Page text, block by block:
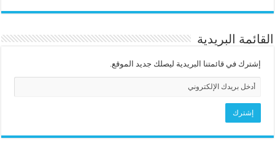
القائمة البريدية
إشترك في قائمتنا البريدية ليصلك جديد الموقع.